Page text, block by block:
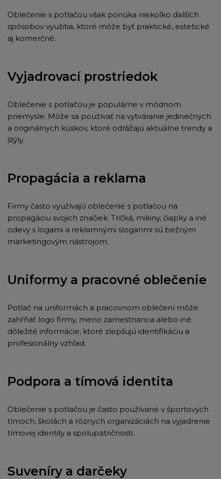
Oblečenie s potlačou však ponúka niekoľko ďalších
spôsobov využitia, ktoré môže byť praktické, estetické
aj komerčné.
Vyjadrovací prostriedok
Oblečenie s potlačou je populárne v módnom
priemysle. Môže sa používať na vytváranie jedinečných
a originálnych kúskov, ktoré odrážajú aktuálne trendy a
štýly.
Propagácia a reklama
Firmy často využívajú oblečenie s potlačou na
propagáciu svojich značiek. Tričká, mikiny, čiapky a iné
odevy s logami a reklamnými sloganmi sú bežným
marketingovým nástrojom.
Uniformy a pracovné oblečenie
Potlač na uniformách a pracovnom oblečení môže
zahŕňať logo firmy, meno zamestnanca alebo iné
dôležité informácie, ktoré zlepšujú identifikáciu a
profesionálny vzhľad.
Podpora a tímová identita
Oblečenie s potlačou je často používané v športových
tímoch, školách a rôznych organizáciách na vyjadrenie
tímovej identity a spolupatričnosti.
Suveníry a darčeky